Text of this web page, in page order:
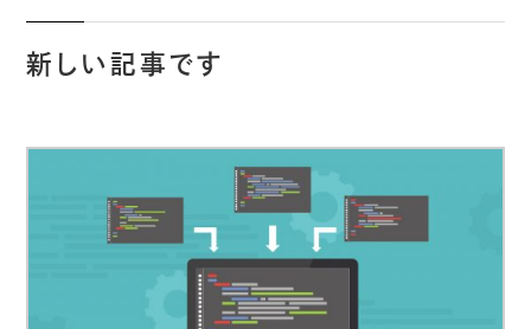
新しい記事です